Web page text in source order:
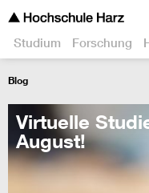
Studium Forschung
Blog
Virtuelle
August!